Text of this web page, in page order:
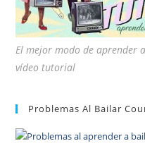
El mejor modo de aprender
vídeo tutorial
Problemas Al Bailar